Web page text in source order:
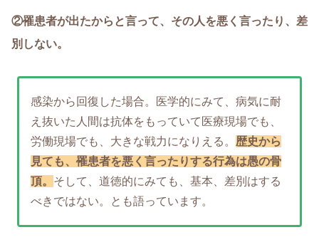
②罹患者が出たからと言って、その人を悪く言ったり、差
別しない。
感染から回復した場合。医学的にみて、病気に耐
え抜いた人間は抗体をもっていて医療現場でも、
労働現場でも、大きな戦力になりえる。 歴史から
見ても、罹患者を悪く言ったりする行為は愚の骨
頂。 そして、道徳的にみても、基本、差別はする
べきではない。とも語っています。